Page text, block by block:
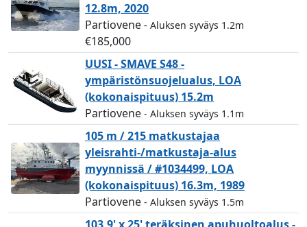
12.8m, 2020
Partiovene - Aluksen syväys 1.2m
€185,000
UUSI - SMAVE S48 -
ympäristönsuojelualus, LOA
(kokonaispituus) 15.2m
Partiovene - Aluksen syväys 1.1m
105 m / 215 matkustajaa
yleisrahti-/matkustaja-alus
myynnissä / #1034499, LOA
(kokonaispituus) 16.3m, 1989
Partiovene - Aluksen syväys 1.5m